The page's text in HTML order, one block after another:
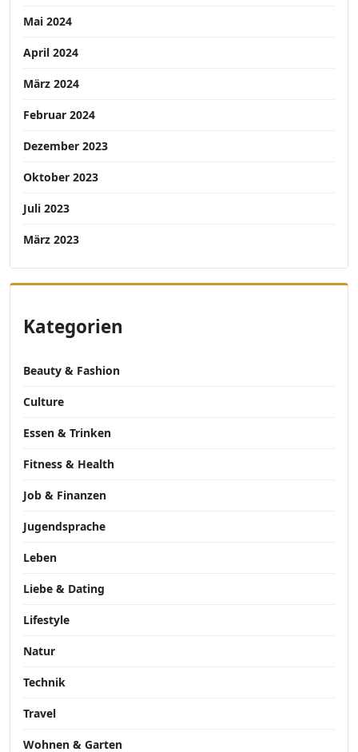
Mai 2024
April 2024
März 2024
Februar 2024
Dezember 2023
Oktober 2023
Juli 2023
März 2023
Kategorien
Beauty & Fashion
Culture
Essen & Trinken
Fitness & Health
Job & Finanzen
Jugendsprache
Leben
Liebe & Dating
Lifestyle
Natur
Technik
Travel
Wohnen & Garten